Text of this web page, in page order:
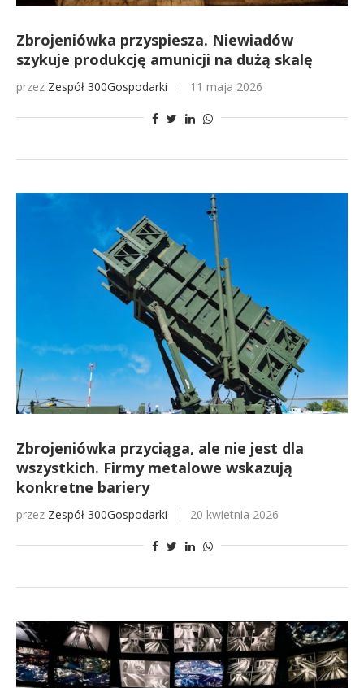
Zbrojeniówka przyspiesza. Niewiadów
szykuje produkcję amunicji na dużą skalę
przez Zespół 300Gospodarki 11 maja 2026
Zbrojeniówka przyciąga, ale nie jest dla
wszystkich. Firmy metalowe wskazują
konkretne bariery
przez Zespół 300Gospodarki 20 kwietnia 2026